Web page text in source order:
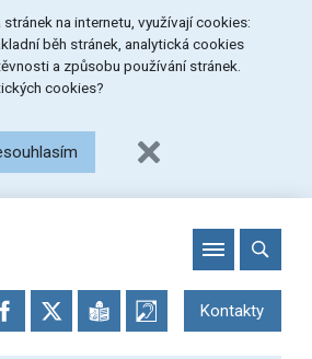
na internetu, využívají cookies:
běh stránek, analytická cookies
a způsobu používání stránek.
cookies?
Kontakty